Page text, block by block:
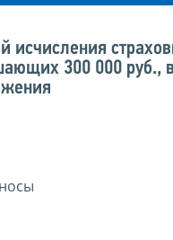
300 000 руб.,